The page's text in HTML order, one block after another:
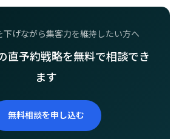
下げながら集客力を維持したい方へ
直予約戦略を無料で相談でき
ます
無料相談を申し込む